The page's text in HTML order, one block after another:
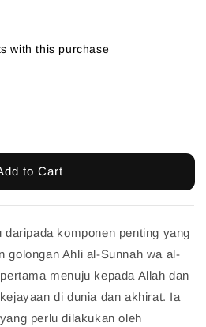
with this purchase
to Cart
daripada komponen penting yang
golongan Ahli al-Sunnah wa al-
menuju kepada Allah dan
di dunia dan akhirat. Ia
perlu dilakukan oleh